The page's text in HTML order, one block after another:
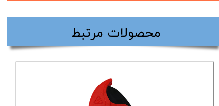
​محصولات مرتبط